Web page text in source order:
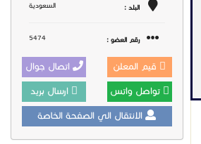
البلد : السعودية
رقم العضو : 5474
قيم المعلن اتصال جوال
تواصل واتس ارسال بريد
الانتقال الي الصفحة الخاصة